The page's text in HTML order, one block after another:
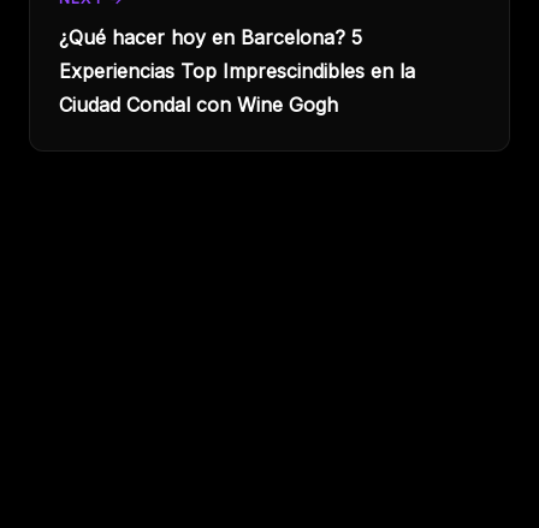
¿Qué hacer hoy en Barcelona? 5
Experiencias Top Imprescindibles en la
Ciudad Condal con Wine Gogh